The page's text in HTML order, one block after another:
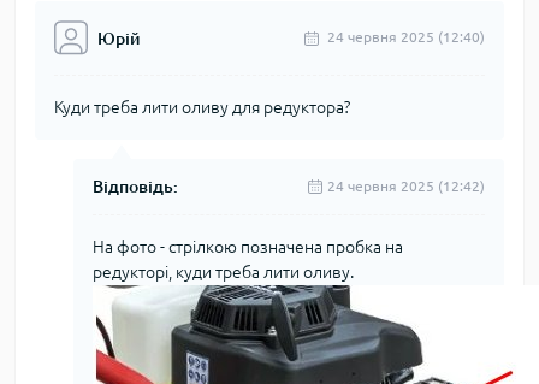
Юрій 24 червня 2025 (12:40)
Куди треба лити оливу для редуктора?
Відповідь: 24 червня 2025 (12:42)
На фото - стрілкою позначена пробка на
редукторі, куди треба лити оливу.